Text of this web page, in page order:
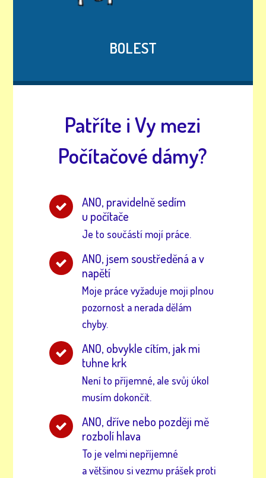
BOLEST
Patříte i Vy mezi
Počítačové dámy?
ANO, pravidelně sedím
u počítače
Je to součástí mojí práce.
ANO, jsem soustředěná a v
napětí
Moje práce vyžaduje moji plnou
pozornost a nerada dělám
chyby.
ANO, obvykle cítím, jak mi
tuhne krk
Není to příjemné, ale svůj úkol
musím dokončit.
ANO, dříve nebo později mě
rozbolí hlava
To je velmi nepříjemné
a většinou si vezmu prášek proti